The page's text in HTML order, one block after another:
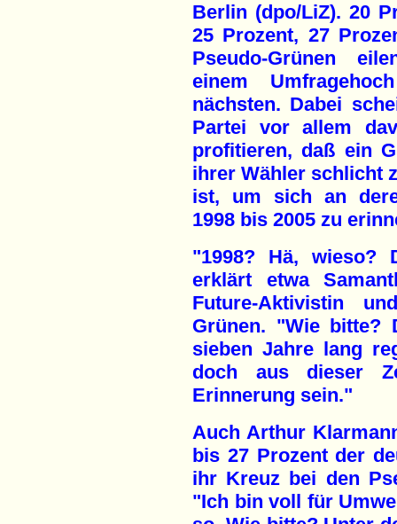
Berlin (dpo/LiZ). 20
25 Prozent, 27
Pseudo-Grünen
einem
nächsten. Dabei
Partei vor allem
profitieren, daß ein
ihrer Wähler schlicht
ist, um sich an
1998 bis 2005 zu
"1998? Hä, wieso?
erklärt etwa
Future-Aktivistin
Grünen. "Wie bitte?
sieben Jahre lang
doch aus dieser
Erinnerung sein."
Auch Arthur
bis 27 Prozent der
ihr Kreuz bei den
"Ich bin voll für